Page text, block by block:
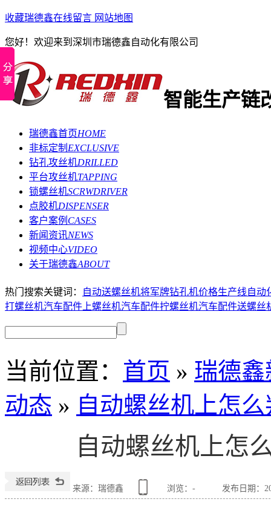
收藏瑞德鑫在线留言 网站地图
您好！欢迎来到深圳市瑞德鑫自动化有限公司
智能生产链
瑞德鑫首页HOME
非标定制 EXCLUSIVE
钻孔攻丝机DRILLED
平台攻丝机TAPPING
锁螺丝机SCRWDRIVER
点胶机DISPENSER
客户案例 CASES
新闻资讯NEWS
视频中心VIDEO
关于瑞德鑫ABOUT
热门搜索关键词： 自动送螺丝机将军牌钻孔机价格生产线自动
打螺丝机汽车配件上螺丝机汽车配件拧螺丝机汽车配件送螺丝
当前位置 ： 首页 » 瑞德
动态 » 自动螺丝机上怎
自动螺丝机上怎
来源：瑞德鑫 浏览： - 发布日期：